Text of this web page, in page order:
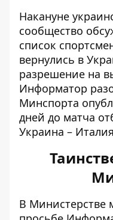
Накануне
сообщество
список
вернулись в
разрешение на
Информатор
Минспорта
дней до матча
Украина – Италия
В Министерстве